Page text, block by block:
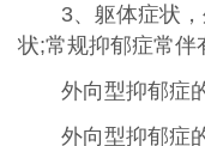
3、躯体症状
状;常规抑郁症常伴
外向型抑郁症
外向型抑郁症